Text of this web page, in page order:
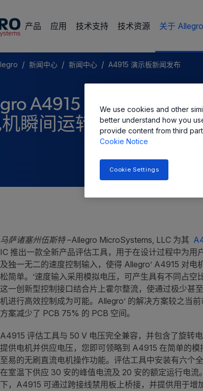
产品 应用 技术支持 技术资源 关于 Allegro
/ 新闻中心 / 新闻中心 / A4915 演示板新闻发布
A4915 三相 BLDC 电
瞬间运转
马萨诸塞州伍斯特–Allegro MicroSystems, LLC 为其
IC 推出一款全新产品评估工具，用于在设计过程中为用
及独一无二的速度控制输入，使得 Allegro’ A4915 对电
松简单。’速度输入采用模拟电压，可产生具有不同占空
这一创新型控制接口结合片上霍尔整流，使通过极少甚
机进行高效控制成为可能。Allegro’ 的解决方案较之当
方案减少了 PCB 75% 的 PCB 空间。
A4915 评估工具与 50 V 电压完全兼容，并包含了旋
提供电机并供应电压，您即可领略到 A4915 在简单的
至易的无刷直流电机操作功能。评估工具中安装有六个
在室温下供应 30 安的峰值电流及 20 安的额定运行电流
下，A4915 可通过跨接线禁用板上桥接，并提供用于
We use cookies and other
better understand how you
provide content from third
Cookie Notice
Cookie Settings